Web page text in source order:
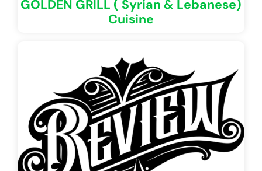
GOLDEN GRILL ( Syrian & Lebanese)
Cuisine